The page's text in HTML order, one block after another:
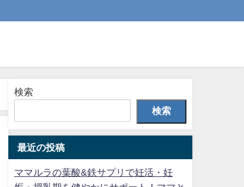
検索
検索
最近の投稿
ママルラの葉酸&鉄サプリで妊活・妊